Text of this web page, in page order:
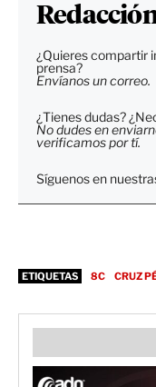
¿Quieres compartir
prensa?
Envíanos un correo.
¿Tienes dudas?
No dudes en
verificamos por tí.
Síguenos en
ETIQUETAS 8C CRUZ